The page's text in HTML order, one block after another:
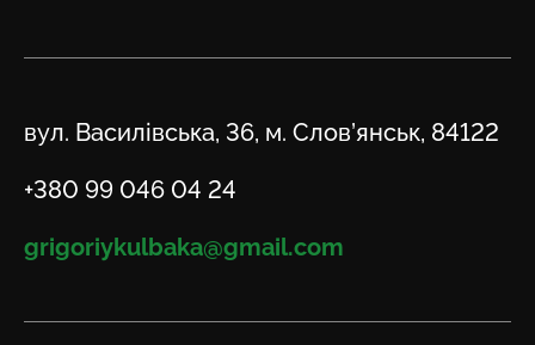
Адреса
вул. Василівська, 36, м. Слов’янськ, 84122
Телефон
+380 99 046 04 24
Email
grigoriykulbaka@gmail.com